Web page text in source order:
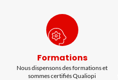
Formations
Nous dispensons des formations et
sommes certifiés Qualiopi